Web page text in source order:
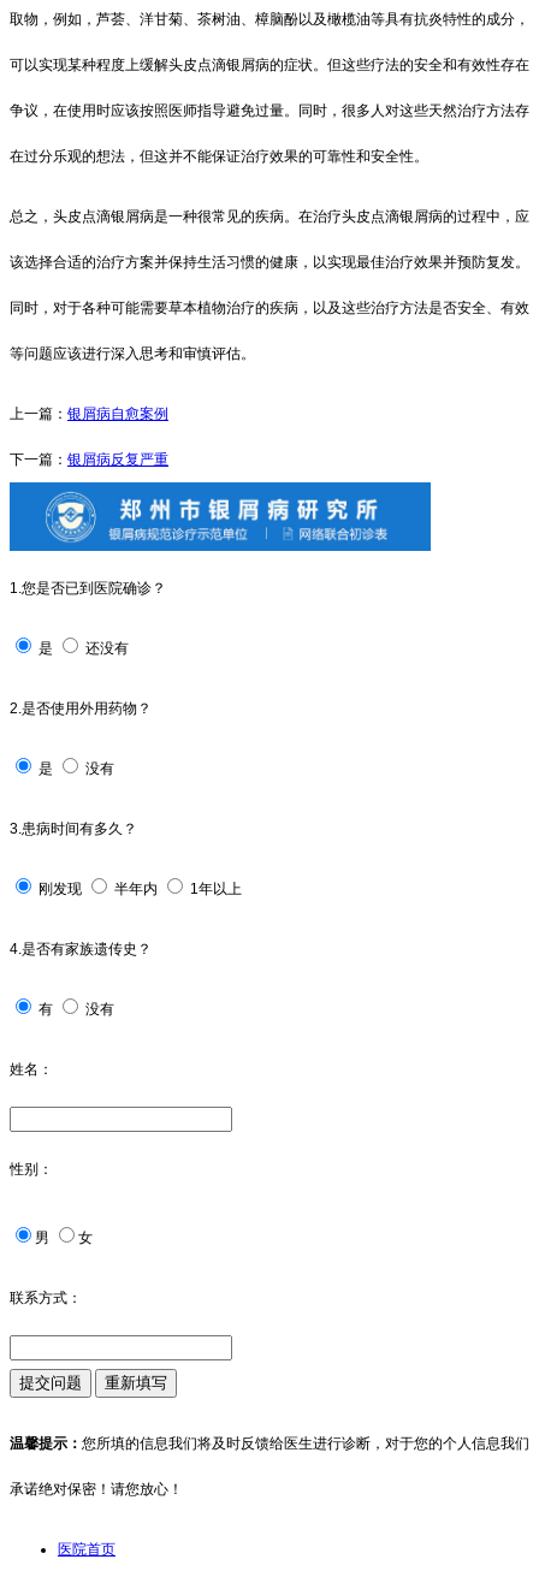
取物，例如，芦荟、洋甘菊、茶树油、樟脑酚以及橄榄油等具有抗炎特性的成分，
可以实现某种程度上缓解头皮点滴银屑病的症状。但这些疗法的安全和有效性存在
争议，在使用时应该按照医师指导避免过量。同时，很多人对这些天然治疗方法存
在过分乐观的想法，但这并不能保证治疗效果的可靠性和安全性。
总之，头皮点滴银屑病是一种很常见的疾病。在治疗头皮点滴银屑病的过程中，应
该选择合适的治疗方案并保持生活习惯的健康，以实现最佳治疗效果并预防复发。
同时，对于各种可能需要草本植物治疗的疾病，以及这些治疗方法是否安全、有效
等问题应该进行深入思考和审慎评估。
上一篇： 银屑病自愈案例
下一篇： 银屑病反复严重
1.您是否已到医院确诊？
是 还没有
2.是否使用外用药物？
是 没有
3.患病时间有多久？
刚发现 半年内 1年以上
4.是否有家族遗传史？
有 没有
姓名：
性别：
男 女
联系方式：
温馨提示： 您所填的信息我们将及时反馈给医生进行诊断，对于您的个人信息我们
承诺绝对保密！请您放心！
医院首页